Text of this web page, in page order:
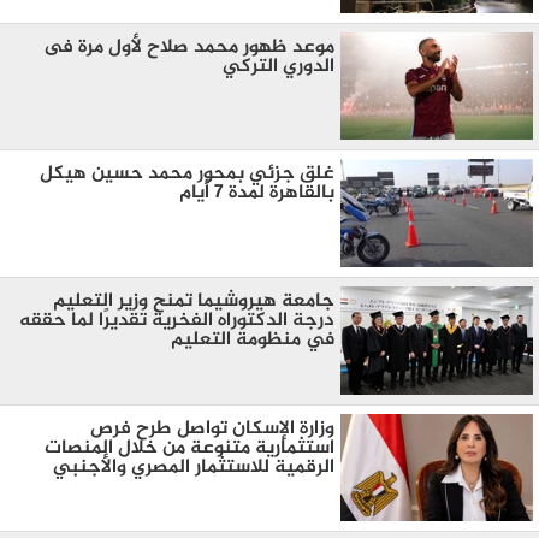
موعد ظهور محمد صلاح لأول مرة فى
الدوري التركي
غلق جزئي بمحور محمد حسين هيكل
بالقاهرة لمدة 7 أيام
جامعة هيروشيما تمنح وزير التعليم
درجة الدكتوراه الفخرية تقديرًا لما حققه
في منظومة التعليم
وزارة الإسكان تواصل طرح فرص
استثمارية متنوعة من خلال المنصات
الرقمية للاستثمار المصري والأجنبي